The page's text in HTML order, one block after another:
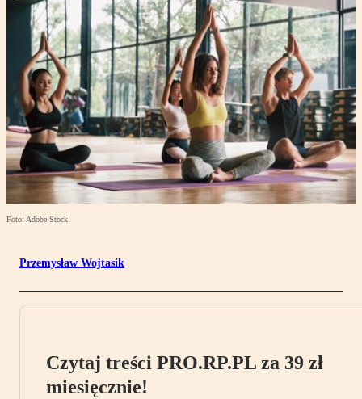
Foto: Adobe Stock
Przemysław Wojtasik
Czytaj treści PRO.RP.PL za 39 zł
miesięcznie!